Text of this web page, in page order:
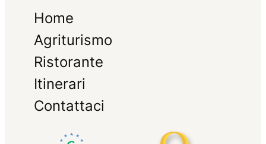
Home
Agriturismo
Ristorante
Itinerari
Contattaci